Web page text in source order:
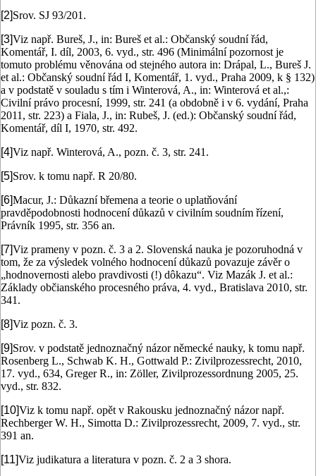
[2]Srov. SJ 93/201.
[3]Viz např. Bureš, J., in: Bureš et al.: Občanský soudní řád,
Komentář, I. díl, 2003, 6. vyd., str. 496 (Minimální pozornost je
tomuto problému věnována od stejného autora in: Drápal, L., Bureš J.
et al.: Občanský soudní řád I, Komentář, 1. vyd., Praha 2009, k § 132)
a v podstatě v souladu s tím i Winterová, A., in: Winterová et al.,:
Civilní právo procesní, 1999, str. 241 (a obdobně i v 6. vydání, Praha
2011, str. 223) a Fiala, J., in: Rubeš, J. (ed.): Občanský soudní řád,
Komentář, díl I, 1970, str. 492.
[4]Viz např. Winterová, A., pozn. č. 3, str. 241.
[5]Srov. k tomu např. R 20/80.
[6]Macur, J.: Důkazní břemena a teorie o uplatňování
pravděpodobnosti hodnocení důkazů v civilním soudním řízení,
Právník 1995, str. 356 an.
[7]Viz prameny v pozn. č. 3 a 2. Slovenská nauka je pozoruhodná v
tom, že za výsledek volného hodnocení důkazů povazuje závěr o
„hodnovernosti alebo pravdivosti (!) dôkazu“. Viz Mazák J. et al.:
Základy občianského procesného práva, 4. vyd., Bratislava 2010, str.
341.
[8]Viz pozn. č. 3.
[9]Srov. v podstatě jednoznačný názor německé nauky, k tomu např.
Rosenberg L., Schwab K. H., Gottwald P.: Zivilprozessrecht, 2010,
17. vyd., 634, Greger R., in: Zöller, Zivilprozessordnung 2005, 25.
vyd., str. 832.
[10]Viz k tomu např. opět v Rakousku jednoznačný názor např.
Rechberger W. H., Simotta D.: Zivilprozessrecht, 2009, 7. vyd., str.
391 an.
[11]Viz judikatura a literatura v pozn. č. 2 a 3 shora.